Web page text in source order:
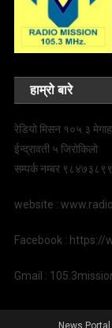
हाम्रो बारे
रेडियो मिसन १०५.३
ईन्द्रावती ५ जिरोकिलो
सम्पर्क नम्बर
website :
Facebook : https://
Gmail :
News Portal